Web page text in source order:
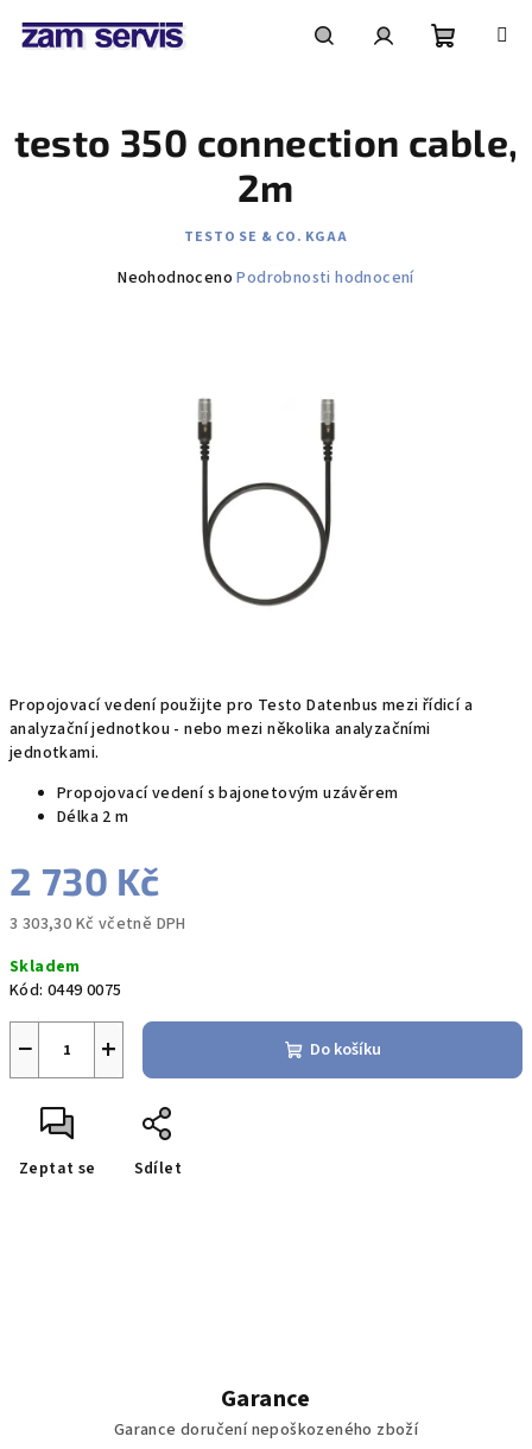
košík
Propojovací vedení použijte pro Testo Datenbus mezi řídicí a
analyzační jednotkou - nebo mezi několika analyzačními
jednotkami.
Propojovací vedení s bajonetovým uzávěrem
Délka 2 m
2 730 Kč
3 303,30 Kč včetně DPH
cena:
Skladem
Kód: 0449 0075
+
− Do košíku
Zeptat se Sdílet
testo 350 connection cable,
2m
TESTO SE & CO. KGAA
Průměrné
hvězdiček.
Neohodnoceno Podrobnosti hodnocení
Garance
Garance doručení nepoškozeného zboží